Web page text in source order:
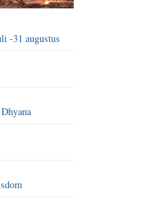
-31 augustus